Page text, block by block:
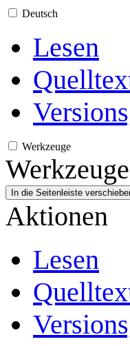
Deutsch
Lesen
Werkzeuge
Werkzeuge
In die Seitenleiste
Aktionen
Lesen